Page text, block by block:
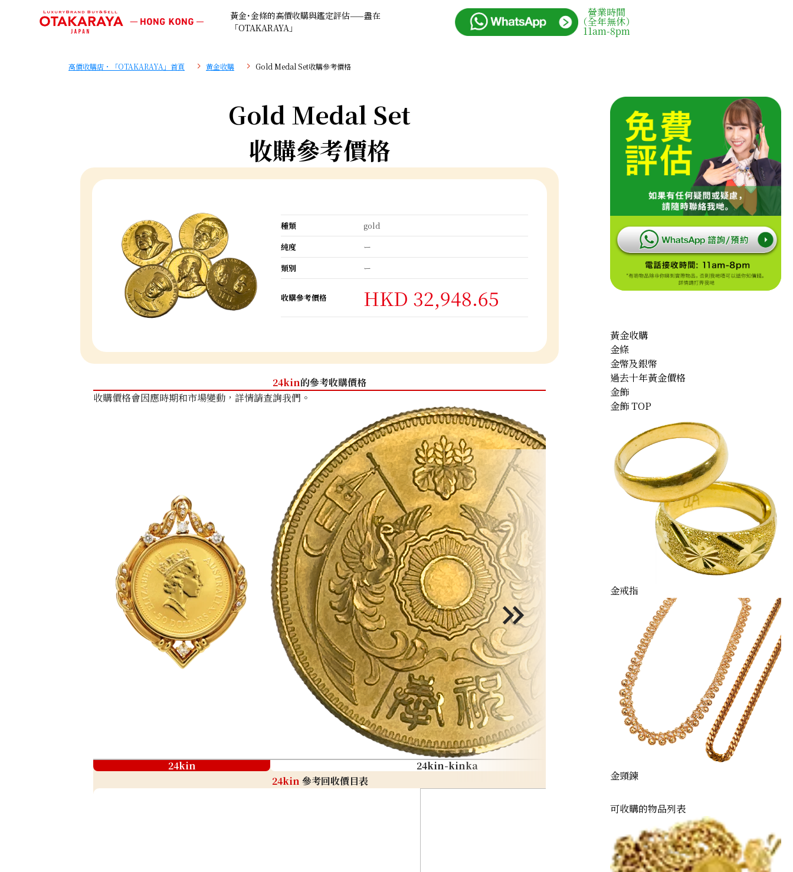
黃金･金條的高價收購與鑑定評估——盡在
「OTAKARAYA」
營業時間
（全年無休）
11am-8pm
高價收購店・「OTAKARAYA」首頁 黄金收購 Gold Medal Set收購參考價格
Gold Medal Set
收購參考價格
種類
gold
純度
ー
類別
ー
收購參考價格 HKD 32,948.65
24kin的參考收購價格
收購價格會因應時期和市場變動，詳情請查詢我們。
24kin 24kin-kinka
24kin 參考回收價目表
黃金收購
金條
金幣及銀幣
過去十年黃金價格
金飾
金飾 TOP
金戒指
金頸鍊
可收購的物品列表